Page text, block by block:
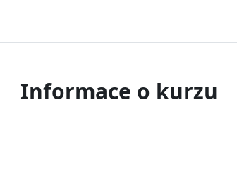
Informace o kurzu